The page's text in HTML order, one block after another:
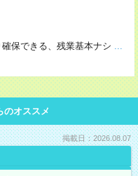
保できる、残業基本ナシ ...
のオススメ
掲載日：2026.08.07